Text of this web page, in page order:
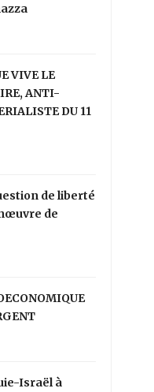
VIVE LE
ANTI-
DU 11
de liberté
de
Israël à